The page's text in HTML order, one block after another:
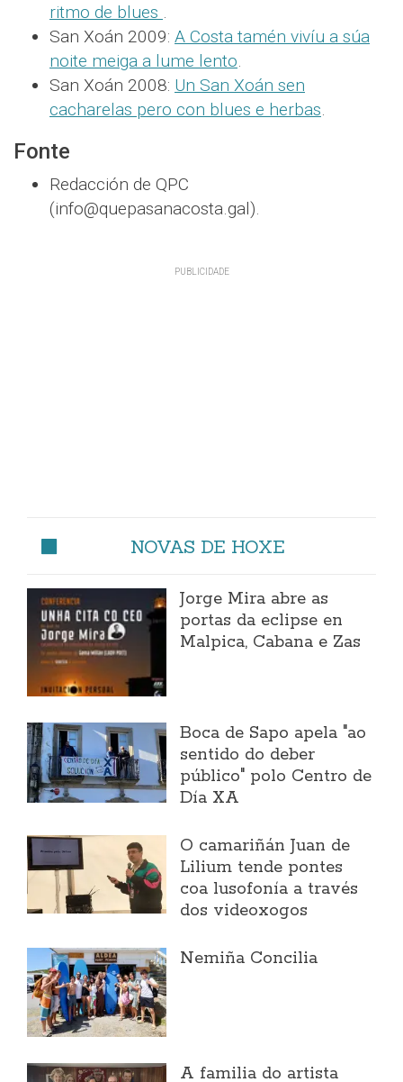
ritmo de blues .
San Xoán 2009: A Costa tamén vivíu a súa
noite meiga a lume lento.
San Xoán 2008: Un San Xoán sen
cacharelas pero con blues e herbas.
Fonte
Redacción de QPC
(info@quepasanacosta.gal).
NOVAS DE HOXE
Jorge Mira abre as
portas da eclipse en
Malpica, Cabana e Zas
Boca de Sapo apela "ao
sentido do deber
público" polo Centro de
Día XA
O camariñán Juan de
Lilium tende pontes
coa lusofonía a través
dos videoxogos
Nemiña Concilia
A familia do artista